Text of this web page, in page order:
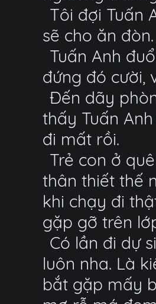
Tôi đợi Tuấn
sẽ cho ăn đòn.
Tuấn Anh
đứng đó cười,
Đến dãy
thấy Tuấn
đi mất rồi.
Trẻ con ở
thân thiết thế
khi chạy đi
gặp gỡ trên
Có lần đi dự
luôn nha. Là
bắt gặp mấy